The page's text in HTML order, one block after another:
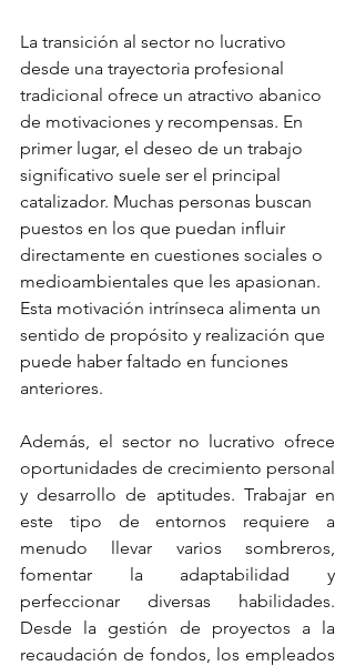
La transición al sector no lucrativo
desde una trayectoria profesional
tradicional ofrece un atractivo abanico
de motivaciones y recompensas. En
primer lugar, el deseo de un trabajo
significativo suele ser el principal
catalizador. Muchas personas buscan
puestos en los que puedan influir
directamente en cuestiones sociales o
medioambientales que les apasionan.
Esta motivación intrínseca alimenta un
sentido de propósito y realización que
puede haber faltado en funciones
anteriores.
Además, el sector no lucrativo ofrece
oportunidades de crecimiento personal
y desarrollo de aptitudes. Trabajar en
este tipo de entornos requiere a
menudo llevar varios sombreros,
fomentar la adaptabilidad y
perfeccionar diversas habilidades.
Desde la gestión de proyectos a la
recaudación de fondos, los empleados